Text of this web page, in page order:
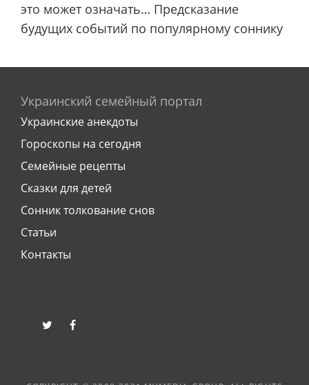
это может означать… Предсказание
будущих событий по популярному соннику
Украинский семейный портал
Украинские анекдоты
Гороскопы на сегодня
Семейные рецепты
Сказки для детей
Сонник толкование снов
Статьи
Контакты
twitter